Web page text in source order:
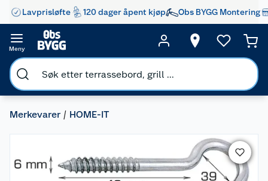
Lavprisløfte 120 dager åpent kjøp Obs BYGG Montering
Meny
Merkevarer HOME-IT